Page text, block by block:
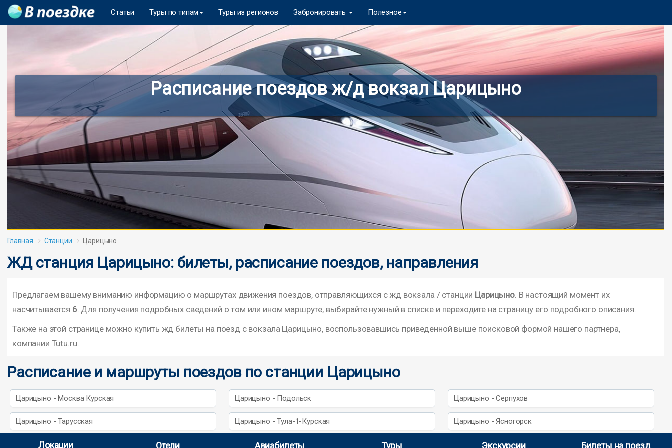
Статьи Туры по типам Туры из регионов Забронировать Полезное
Расписание поездов ж/д вокзал Царицыно
Главная Станции Царицыно
ЖД станция Царицыно: билеты, расписание поездов, направления
Предлагаем вашему вниманию информацию о маршрутах движения поездов, отправляющихся с жд вокзала / станции Царицыно. В настоящий момент их
насчитывается 6. Для получения подробных сведений о том или ином маршруте, выбирайте нужный в списке и переходите на страницу его подробного описания.
Также на этой странице можно купить жд билеты на поезд с вокзала Царицыно, воспользовавшись приведенной выше поисковой формой нашего партнера,
компании Tutu.ru.
Расписание и маршруты поездов по станции Царицыно
Царицыно - Москва Курская Царицыно - Подольск Царицыно - Серпухов
Царицыно - Тарусская Царицыно - Тула-1-Курская Царицыно - Ясногорск
Локации Отели Авиабилеты Туры Экскурсии Билеты на поезд